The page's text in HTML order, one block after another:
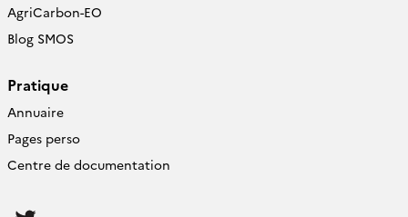
AgriCarbon-EO
Blog SMOS
Pratique
Annuaire
Pages perso
Centre de documentation